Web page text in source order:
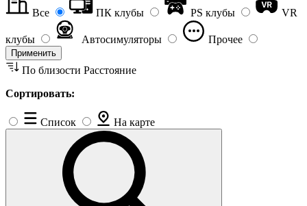
Все ПК клубы PS клубы VR
клубы Автосимуляторы Прочее
Применить
По близости Расстояние
Сортировать:
Список На карте